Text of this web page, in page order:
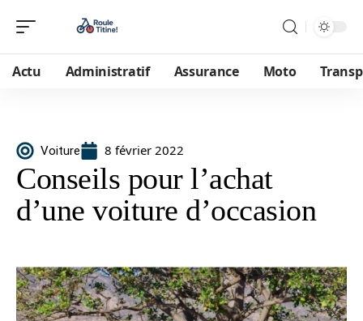
Actu Administratif Assurance Moto
Voiture 8 février 2022
Conseils pour l’achat
d’une voiture d’occasion